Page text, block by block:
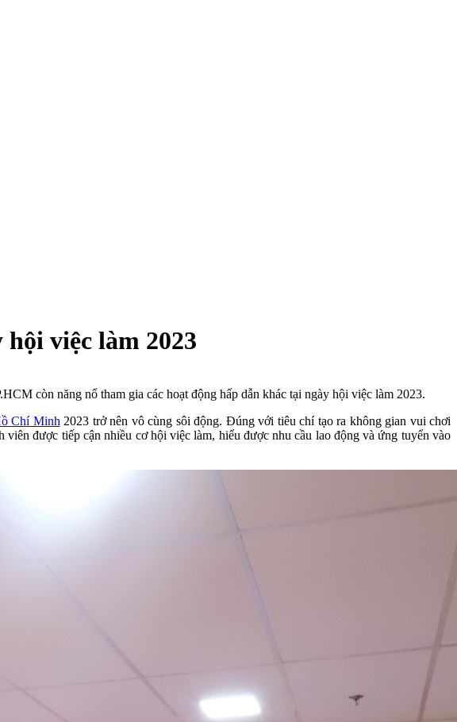
việc làm 2023
còn năng nổ tham gia các hoạt động hấp dẫn khác tại ngày hội việc làm 2023.
Chí Minh 2023 trở nên vô cùng sôi động. Đúng với tiêu chí tạo ra không gian vui chơi
được tiếp cận nhiều cơ hội việc làm, hiểu được nhu cầu lao động và ứng tuyển vào